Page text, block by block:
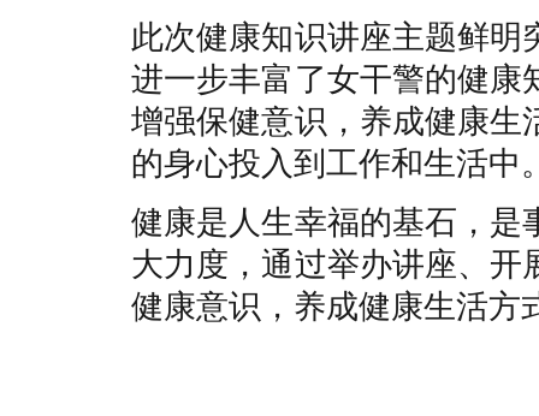
此次健康知识讲座主题鲜
进一步丰富了女干警的健
增强保健意识，养成健康
的身心投入到工作和生活中
健康是人生幸福的基石，
大力度，通过举办讲座、
健康意识，养成健康生活方